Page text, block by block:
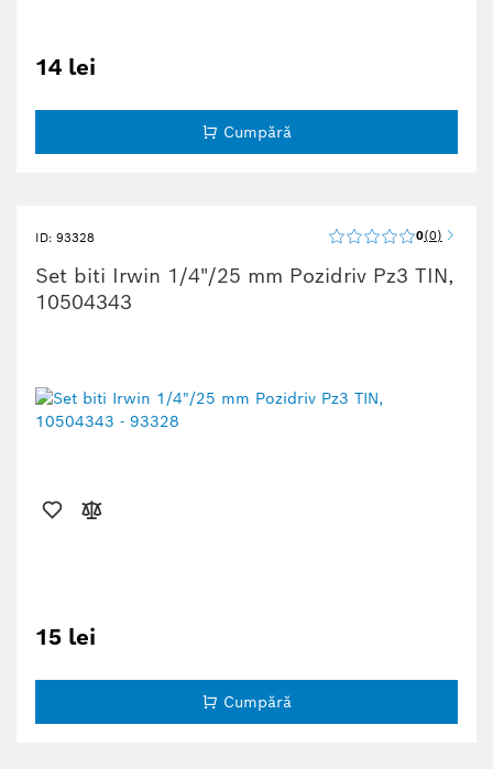
14 lei
Cumpără
ID: 93328 0 0
Set biti Irwin 1/4"/25 mm Pozidriv Pz3 TIN,
10504343
15 lei
Cumpără